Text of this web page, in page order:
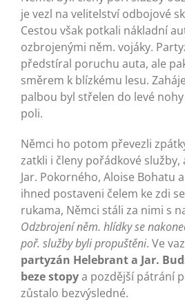
je vezl na velitelství odbojové
Cestou však potkali nákladní
ozbrojenými něm. vojáky.
předstíral poruchu auta, ale
směrem k blízkému lesu.
palbou byl střelen do levé
poli.
Němci ho potom převezli
zatkli i členy pořádkové služby,
Jar. Pokorného, Aloise Bohatu
ihned postaveni čelem ke zdi
rukama, Němci stáli za nimi s
Odzbrojení něm. hlídky se
poř. služby byli propuštěni. Ve
partyzán Helebrant a Jar.
beze stopya pozdější pátrání
zůstalo bezvýsledné.